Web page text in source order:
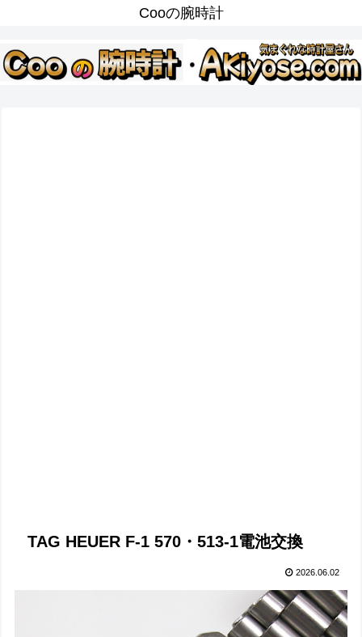
Cooの腕時計
TAG HEUER F-1 570・513-1電池交換
2026.06.02